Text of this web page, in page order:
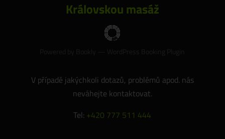
Královskou masáž
V případě jakýchkoli dotazů, problémů apod. nás
neváhejte kontaktovat.
Tel: +420 777 511 444